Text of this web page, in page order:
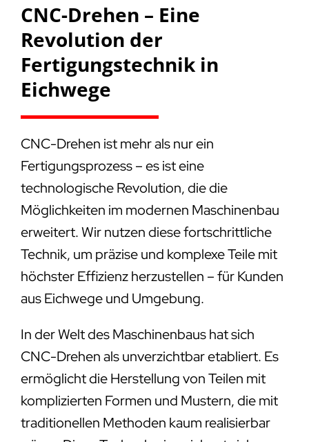
CNC-Drehen – Eine
Revolution der
Fertigungstechnik in
Eichwege
CNC-Drehen ist mehr als nur ein
Fertigungsprozess – es ist eine
technologische Revolution, die die
Möglichkeiten im modernen Maschinenbau
erweitert. Wir nutzen diese fortschrittliche
Technik, um präzise und komplexe Teile mit
höchster Effizienz herzustellen – für Kunden
aus Eichwege und Umgebung.
In der Welt des Maschinenbaus hat sich
CNC-Drehen als unverzichtbar etabliert. Es
ermöglicht die Herstellung von Teilen mit
komplizierten Formen und Mustern, die mit
traditionellen Methoden kaum realisierbar